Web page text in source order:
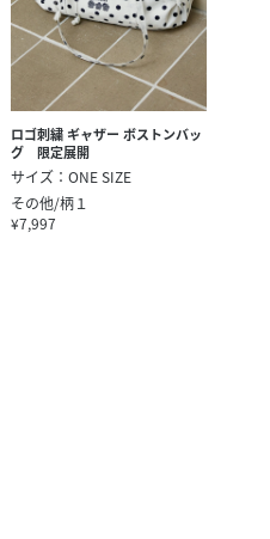
ロゴ刺繍 ギャザー ボストンバッ
グ 限定展開
サイズ：ONE SIZE
その他/柄１
¥7,997